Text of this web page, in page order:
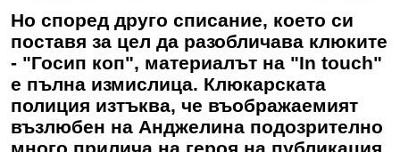
Но според друго списание, което си
поставя за цел да разобличава клюките
- "Госип коп", материалът на "In touch"
е пълна измислица. Клюкарската
полиция изтъква, че въображаемият
възлюбен на Анджелина подозрително
много прилича на героя на публикация